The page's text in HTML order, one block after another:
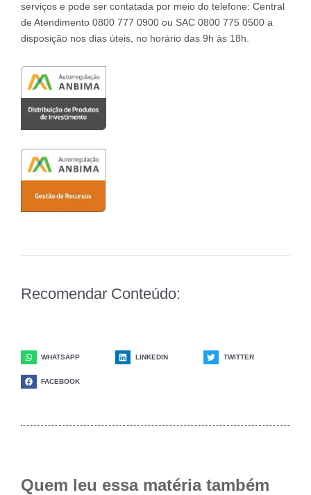
serviços e pode ser contatada por meio do telefone: Central
de Atendimento 0800 777 0900 ou SAC 0800 775 0500 a
disposição nos dias úteis, no horário das 9h às 18h.
Recomendar Conteúdo:
WHATSAPP LINKEDIN TWITTER
FACEBOOK
Quem leu essa matéria também